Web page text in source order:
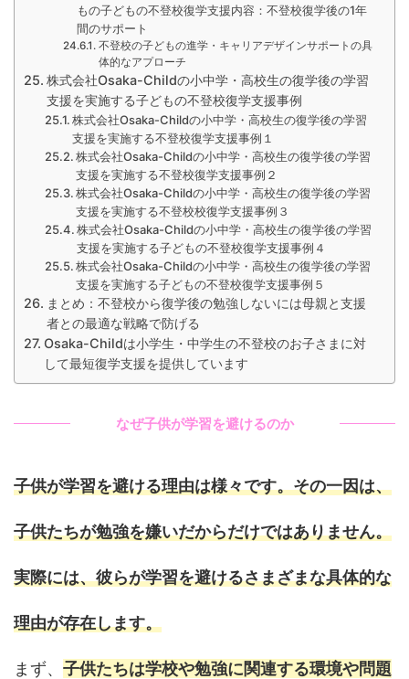
もの子どもの不登校復学支援内容：不登校復学後の1年
間のサポート
不登校の子どもの進学・キャリアデザインサポートの具
体的なアプローチ
株式会社Osaka-Childの小中学・高校生の復学後の学習
支援を実施する子どもの不登校復学支援事例
株式会社Osaka-Childの小中学・高校生の復学後の学習
支援を実施する不登校復学支援事例１
株式会社Osaka-Childの小中学・高校生の復学後の学習
支援を実施する不登校復学支援事例２
株式会社Osaka-Childの小中学・高校生の復学後の学習
支援を実施する不登校校復学支援事例３
株式会社Osaka-Childの小中学・高校生の復学後の学習
支援を実施する子どもの不登校復学支援事例４
株式会社Osaka-Childの小中学・高校生の復学後の学習
支援を実施する子どもの不登校復学支援事例５
まとめ：不登校から復学後の勉強しないには母親と支援
者との最適な戦略で防げる
Osaka-Childは小学生・中学生の不登校のお子さまに対
して最短復学支援を提供しています
なぜ子供が学習を避けるのか
子供が学習を避ける理由は様々です。その一因は、
子供たちが勉強を嫌いだからだけではありません。
実際には、彼らが学習を避けるさまざまな具体的な
理由が存在します。
まず、 子供たちは学校や勉強に関連する環境や問題